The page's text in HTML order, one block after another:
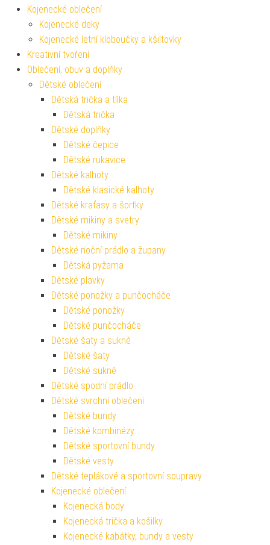
Kojenecké oblečení
Kojenecké deky
Kojenecké letní kloboučky a kšiltovky
Kreativní tvoření
Oblečení, obuv a doplňky
Dětské oblečení
Dětská trička a tílka
Dětská trička
Dětské doplňky
Dětské čepice
Dětské rukavice
Dětské kalhoty
Dětské klasické kalhoty
Dětské kraťasy a šortky
Dětské mikiny a svetry
Dětské mikiny
Dětské noční prádlo a župany
Dětská pyžama
Dětské plavky
Dětské ponožky a punčocháče
Dětské ponožky
Dětské punčocháče
Dětské šaty a sukně
Dětské šaty
Dětské sukně
Dětské spodní prádlo
Dětské svrchní oblečení
Dětské bundy
Dětské kombinézy
Dětské sportovní bundy
Dětské vesty
Dětské teplákové a sportovní soupravy
Kojenecké oblečení
Kojenecká body
Kojenecká trička a košilky
Kojenecké kabátky, bundy a vesty